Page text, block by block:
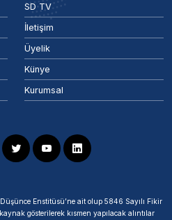
SD TV
İletişim
Üyelik
Künye
Kurumsal
Enstitüsü’ne ait olup 5846 Sayılı Fikir
gösterilerek kısmen yapılacak alıntılar